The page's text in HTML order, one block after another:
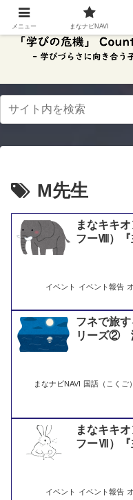
スク
リー
ンリ
ド。
この
ボタ
ンを
と、
のス
クリ
にで
M先生
まなキキ
フーⅧ）『
イベント イベント報告
フネで旅
リーズ②
まなナビNAVI 国語（こくご）
まなキキ
フーⅦ）『
イベント イベント報告
メニュー まなナビNAVI